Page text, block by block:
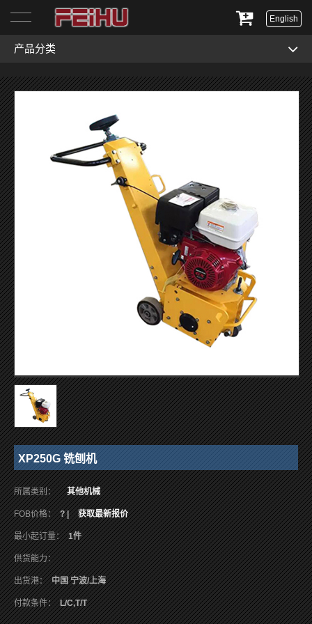
English
产品分类
XP250G 铣刨机
所属类别： 其他机械
FOB价格： ? | 获取最新报价
最小起订量： 1件
供货能力：
出货港： 中国 宁波/上海
付款条件： L/C,T/T
首页
关于我们
服务与支持